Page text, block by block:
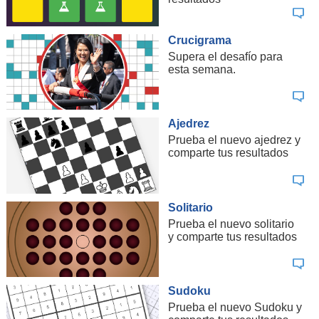
Crucigrama
Supera el desafío para
esta semana.
Ajedrez
Prueba el nuevo ajedrez y
comparte tus resultados
Solitario
Prueba el nuevo solitario
y comparte tus resultados
Sudoku
Prueba el nuevo Sudoku y